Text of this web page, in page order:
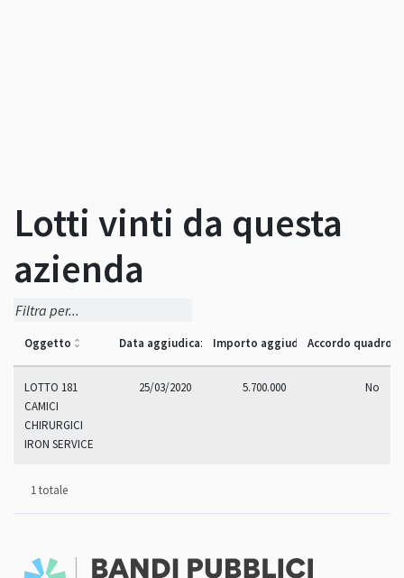
Lotti vinti da questa
azienda
Oggetto Data aggiudicazioneImporto aggiudicazioneAccordo quadro
LOTTO 181
CAMICI
CHIRURGICI
IRON SERVICE
25/03/2020 5.700.000 No
1 totale